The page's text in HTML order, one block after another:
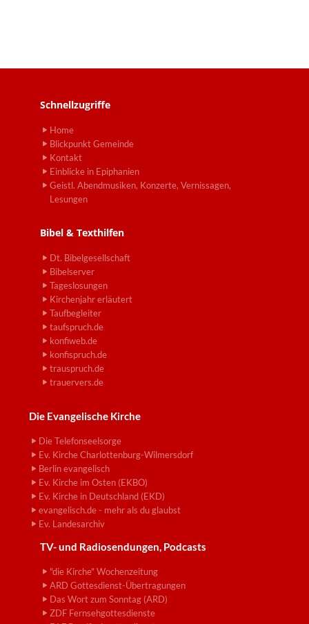
Schnellzugriffe
Home
Blickpunkt Gemeinde
Kontakt
Einblicke in Epiphanien
Geistl. Abendmusiken, Konzerte, Vernissagen,
Lesungen
Bibel & Texthilfen
Dt. Bibelgesellschaft
Bibelserver
Tageslosungen
Kirchenjahr erläutert
Taufbegleiter
taufspruch.de
konfiweb.de
konfispruch.de
trauspruch.de
trauervers.de
Die Evangelische Kirche
Die Telefonseelsorge
Ev. Kirche Charlottenburg-Wilmersdorf
Berlin evangelisch
Ev. Kirche im Osten (EKBO)
Ev. Kirche in Deutschland (EKD)
evangelisch.de - mehr als du glaubst
Ev. Landesarchiv
TV- und Radiosendungen, Podcasts
"die Kirche" Wochenzeitung
ARD Gottesdienst-Übertragungen
Das Wort zum Sonntag (ARD)
ZDF Fernsehgottesdienste